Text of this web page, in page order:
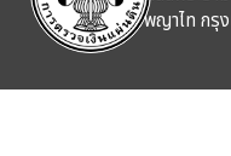
พญาไท กรุ